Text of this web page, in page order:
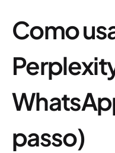
Como
passo)